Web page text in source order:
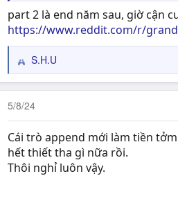
part 2 là end năm sau, giờ cận
https://www.reddit.com/r/
R
e
a
c
t
i
o
n
s
S.H.U
5/8/24
Cái trò append mới làm tiền
hết thiết tha gì nữa rồi.
Thôi nghỉ luôn vậy.